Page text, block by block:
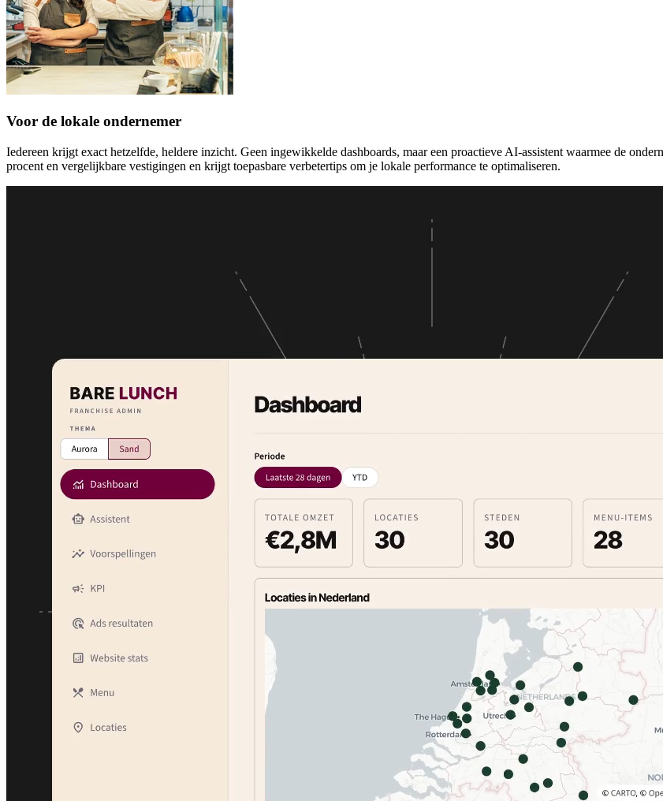
Voor de lokale ondernemer
Iedereen krijgt exact hetzelfde, heldere inzicht. Geen ingewikkelde dashboards, maar een proactieve AI-assistent waarmee de
procent en vergelijkbare vestigingen en krijgt toepasbare verbetertips om je lokale performance te optimaliseren.